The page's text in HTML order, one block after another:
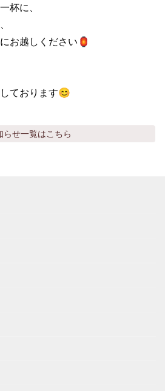
ップ
等法定開示資料
杯に、
お越しください🏮
ております😊
らせ一覧はこちら